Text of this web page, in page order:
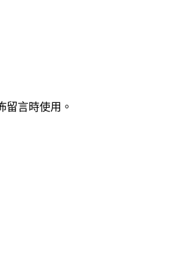
留言時使用。